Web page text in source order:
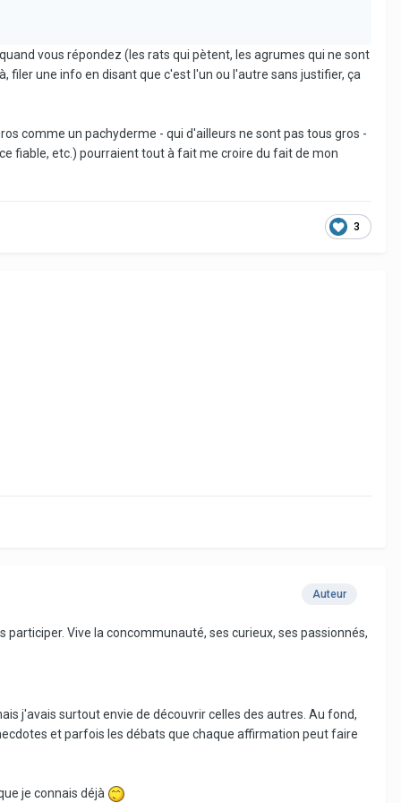
vous répondez (les rats qui pètent, les agrumes qui ne sont
une info en disant que c'est l'un ou l'autre sans justifier, ça
comme un pachyderme - qui d'ailleurs ne sont pas tous gros -
fiable, etc.) pourraient tout à fait me croire du fait de mon
3
Auteur
Vive la concommunauté, ses curieux, ses passionnés,
j'avais surtout envie de découvrir celles des autres. Au fond,
et parfois les débats que chaque affirmation peut faire
je connais déjà